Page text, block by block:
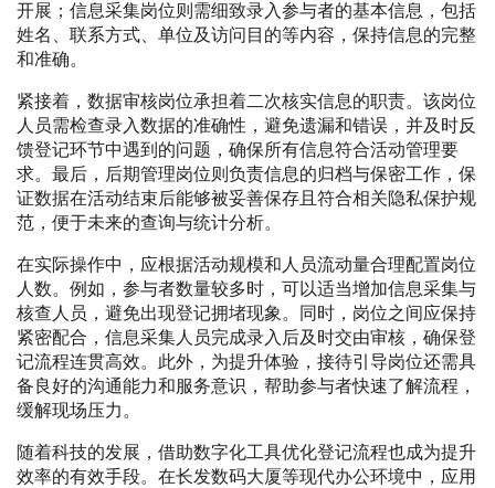
开展；信息采集岗位则需细致录入参与者的基本信息，包括
姓名、联系方式、单位及访问目的等内容，保持信息的完整
和准确。
紧接着，数据审核岗位承担着二次核实信息的职责。该岗位
人员需检查录入数据的准确性，避免遗漏和错误，并及时反
馈登记环节中遇到的问题，确保所有信息符合活动管理要
求。最后，后期管理岗位则负责信息的归档与保密工作，保
证数据在活动结束后能够被妥善保存且符合相关隐私保护规
范，便于未来的查询与统计分析。
在实际操作中，应根据活动规模和人员流动量合理配置岗位
人数。例如，参与者数量较多时，可以适当增加信息采集与
核查人员，避免出现登记拥堵现象。同时，岗位之间应保持
紧密配合，信息采集人员完成录入后及时交由审核，确保登
记流程连贯高效。此外，为提升体验，接待引导岗位还需具
备良好的沟通能力和服务意识，帮助参与者快速了解流程，
缓解现场压力。
随着科技的发展，借助数字化工具优化登记流程也成为提升
效率的有效手段。在长发数码大厦等现代办公环境中，应用